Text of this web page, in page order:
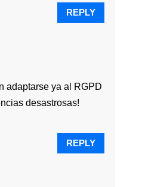
REPLY
adaptarse ya al RGPD
desastrosas!
REPLY